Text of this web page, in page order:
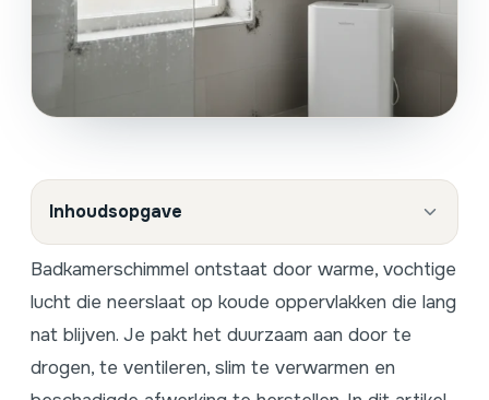
Inhoudsopgave
Badkamerschimmel ontstaat door warme, vochtige
lucht die neerslaat op koude oppervlakken die lang
nat blijven. Je pakt het duurzaam aan door te
drogen, te ventileren, slim te verwarmen en